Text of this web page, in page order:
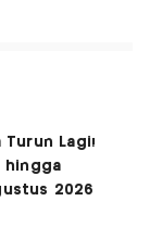
Turun Lagi!
hingga
2026